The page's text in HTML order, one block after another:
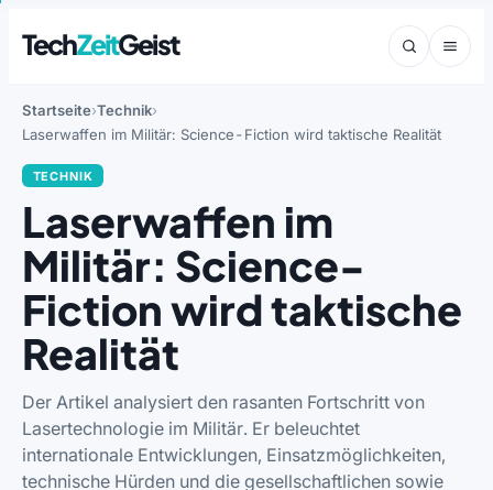
TechZeitGeist
Startseite Technik
Laserwaffen im Militär: Science-Fiction wird taktische Realität
TECHNIK
Laserwaffen im
Militär: Science-
Fiction wird taktische
Realität
Der Artikel analysiert den rasanten Fortschritt von
Lasertechnologie im Militär. Er beleuchtet
internationale Entwicklungen, Einsatzmöglichkeiten,
technische Hürden und die gesellschaftlichen sowie